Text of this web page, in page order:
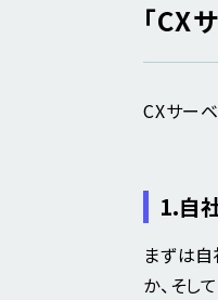
「CX
CXサー
1.自
まずは
か、そし